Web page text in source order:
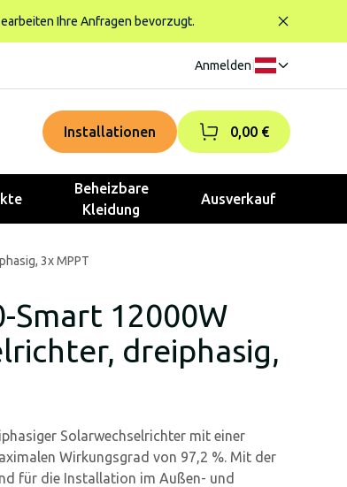
Ihre Anfragen bevorzugt.
Anmelden
Installationen 0,00 €
Beheizbare
Kleidung
Ausverkauf
3x MPPT
Smart 12000W
dreiphasig,
Solarwechselrichter mit einer
Wirkungsgrad von 97,2 %. Mit der
für die Installation im Außen- und